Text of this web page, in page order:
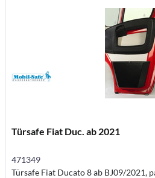
Türsafe Fiat Duc. ab 2021
471349
Türsafe Fiat Ducato 8 ab BJ09/2021,